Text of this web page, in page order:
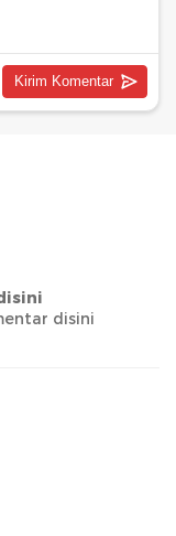
disini